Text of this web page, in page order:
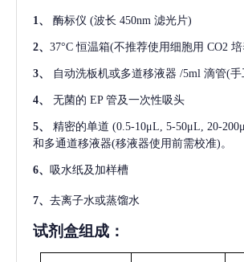
1、 酶标仪 (波长 450nm 滤光片)
2、 37°C 恒温箱(不推荐使用细胞用 CO2
3、 自动洗板机或多道移液器 /5ml 滴管(
4、 无菌的 EP 管及一次性吸头
5、 精密的单道 (0.5-10μL, 5-50μL, 20-
和多通道移液器(移液器使用前需校准)。
6、 吸水纸及加样槽
7、 去离子水或蒸馏水
试剂盒组成：